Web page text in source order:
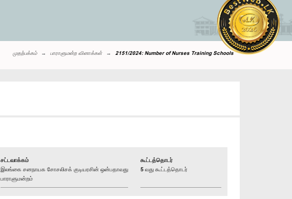
முதற்பக்கம் பாராளுமன்ற வினாக்கள் 2151/2024: Number of Nurses Training Schools
சட்டவாக்கம்
இலங்கை சனநாயக சோசலிசக் குடியரசின் ஒன்பதாவது
பாராளுமன்றம்
கூட்டத்தொடர்
5 வது கூட்டத்தொடர்